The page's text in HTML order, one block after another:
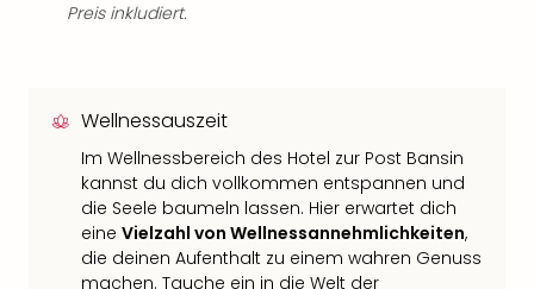
Preis inkludiert.
Wellnessauszeit
Im Wellnessbereich des Hotel zur Post Bansin
kannst du dich vollkommen entspannen und
die Seele baumeln lassen. Hier erwartet dich
eine Vielzahl von Wellnessannehmlichkeiten,
die deinen Aufenthalt zu einem wahren Genuss
machen. Tauche ein in die Welt der